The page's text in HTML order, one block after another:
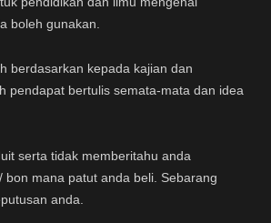
boleh gunakan.
berdasarkan kepada kajian dan
pendapat bertulis semata-mata dan idea
serta tidak memberitahu anda
mana patut anda beli. Sebarang
anda.